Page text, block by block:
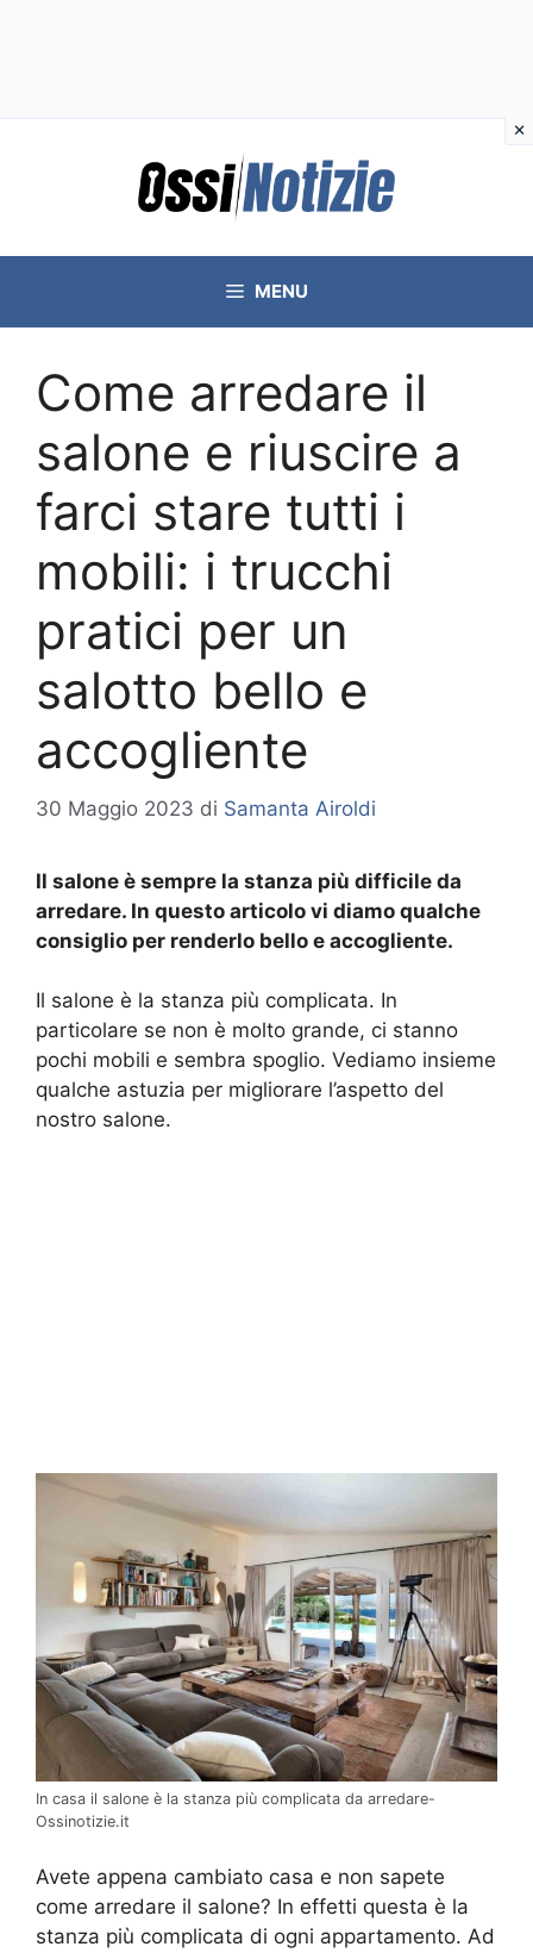
MENU
Come arredare il
salone e riuscire a
farci stare tutti i
mobili: i trucchi
pratici per un
salotto bello e
accogliente
30 Maggio 2023 di Samanta Airoldi
Il salone è sempre la stanza più difficile da
arredare. In questo articolo vi diamo qualche
consiglio per renderlo bello e accogliente.
Il salone è la stanza più complicata. In
particolare se non è molto grande, ci stanno
pochi mobili e sembra spoglio. Vediamo insieme
qualche astuzia per migliorare l’aspetto del
nostro salone.
In casa il salone è la stanza più complicata da arredare-
Ossinotizie.it
Avete appena cambiato casa e non sapete
come arredare il salone? In effetti questa è la
stanza più complicata di ogni appartamento. Ad